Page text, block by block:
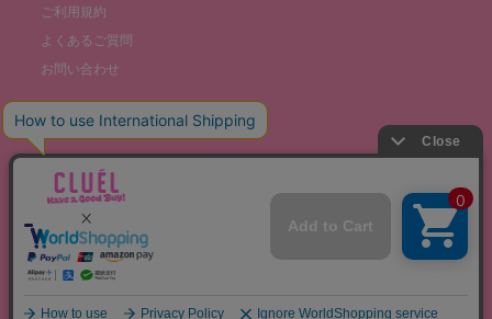
ご利用規約
よくあるご質問
お問い合わせ
©THE STOCKS CO., LTD